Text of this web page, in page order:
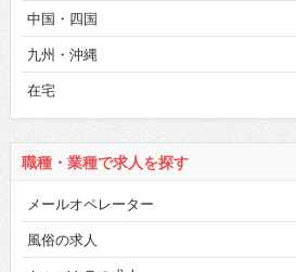
中国・四国
九州・沖縄
在宅
職種・業種で求人を探す
メールオペレーター
風俗の求人